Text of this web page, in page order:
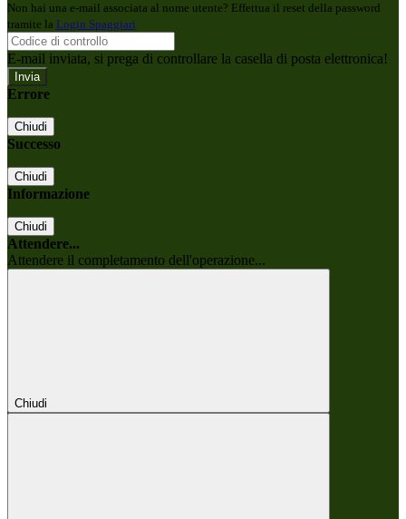
Non hai una e-mail associata al nome utente? Effettua il reset della password
tramite la Login Spaggiari
E-mail inviata, si prega di controllare la casella di posta elettronica!
Errore
Chiudi
Successo
Chiudi
Informazione
Chiudi
Attendere...
Attendere il completamento dell'operazione...
Chiudi